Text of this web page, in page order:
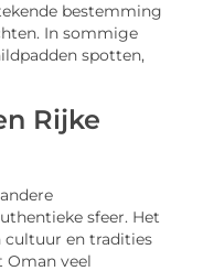
bestemming
In sommige
spotten,
Rijke
sfeer. Het
cultuur en tradities
Oman veel